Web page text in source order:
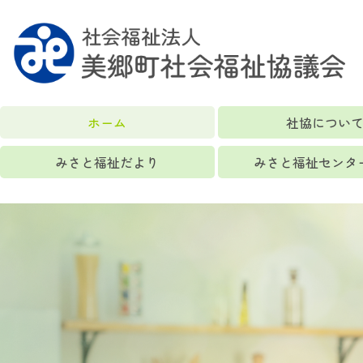
ホーム 社協につい
みさと福祉だより みさと福祉センタ